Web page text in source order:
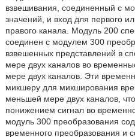
взвешивания, соединенный с
значений, и вход для первого
правого канала. Модуль 200
соединен с модулем 300
взвешенных представлений в
мере двух каналов во
мере двух каналов. Эти
микшеру для микширования
меньшей мере двух каналов,
понижением сигнал во
модуль 300 преобразования
временного преобразования и